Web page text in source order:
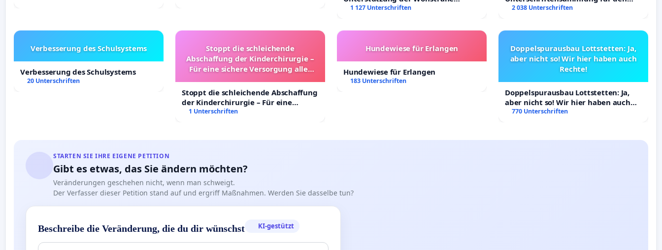
Leipzig in der Trauerbewältigung
1 127 Unterschriften
Erhalt der Villa
2 038 Unterschriften
Verbesserung des Schulsystems
Verbesserung des Schulsystems
20 Unterschriften
Stoppt die schleichende
Abschaffung der Kinderchirurgie –
Für eine sichere Versorgung aller
Stoppt die schleichende Abschaffung
der Kinderchirurgie – Für eine
sichere Versorgung aller Kinder in
1 Unterschriften
Hundewiese für Erlangen
Hundewiese für Erlangen
183 Unterschriften
Doppelspurausbau Lottstetten: Ja,
aber nicht so! Wir hier haben auch
Rechte!
Doppelspurausbau Lottstetten: Ja,
aber nicht so! Wir hier haben auch
Rechte!
770 Unterschriften
STARTEN SIE IHRE EIGENE PETITION
Gibt es etwas, das Sie ändern möchten?
Veränderungen geschehen nicht, wenn man schweigt.
Der Verfasser dieser Petition stand auf und ergriff Maßnahmen. Werden Sie dasselbe tun?
Beschreibe die Veränderung, die du dir wünschst KI-gestützt